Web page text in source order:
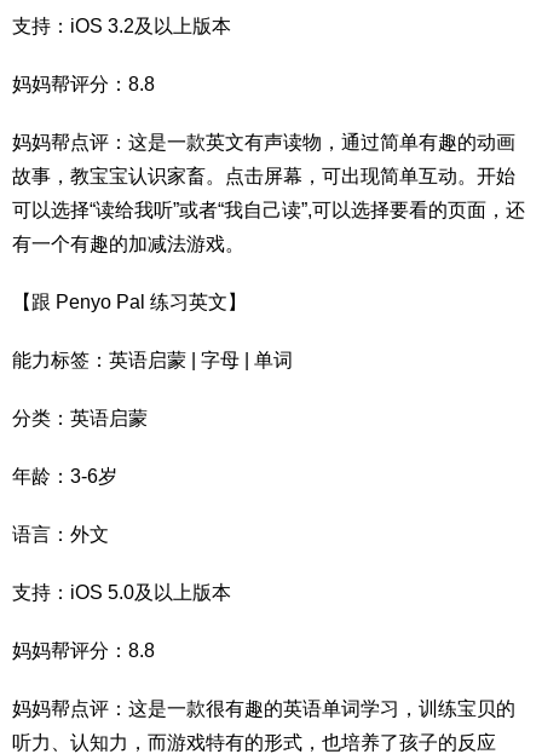
支持：iOS 3.2及以上版本
妈妈帮评分：8.8
妈妈帮点评：这是一款英文有声读物，通过简单有趣的动画
故事，教宝宝认识家畜。点击屏幕，可出现简单互动。开始
可以选择“读给我听”或者“我自己读”,可以选择要看的页面，还
有一个有趣的加减法游戏。
【跟 Penyo Pal 练习英文】
能力标签：英语启蒙 | 字母 | 单词
分类：英语启蒙
年龄：3-6岁
语言：外文
支持：iOS 5.0及以上版本
妈妈帮评分：8.8
妈妈帮点评：这是一款很有趣的英语单词学习，训练宝贝的
听力、认知力，而游戏特有的形式，也培养了孩子的反应